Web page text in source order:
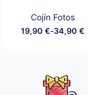
Cojín Fotos
19,90€-34,90€
Rango
19,90 €
hasta
34,90 €